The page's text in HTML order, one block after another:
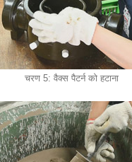
चरण 5: वैक्स पैटर्न को हटाना